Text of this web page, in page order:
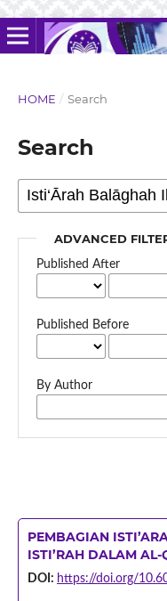
HOME / Search
Search
ADVANCED
Published After
Published Before
By Author
PEMBAGIAN
ISTI’RAH DALAM AL-
DOI: https://doi.org/